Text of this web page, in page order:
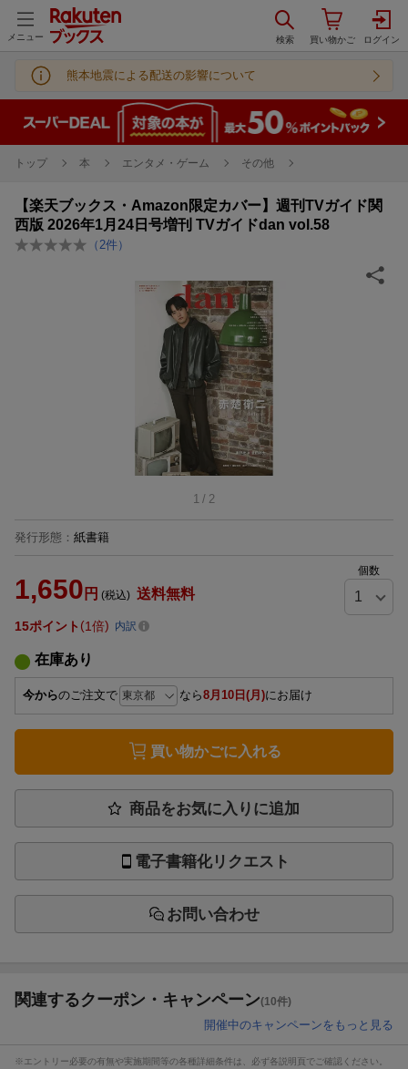
メニュー
熊本地震による配送の影響について
トップ 本 エンタメ・ゲーム その他
【楽天ブックス・Amazon限定カバー】週刊TVガイド関
西版 2026年1月24日号増刊 TVガイドdan vol.58
（ 2件）
1 / 2
発行形態 ： 紙書籍
1,650 円 (税込) 送料無料
個数
15ポイント 1倍 内訳
在庫あり
今からのご注文で なら8月10日(月)にお届け
買い物かごに入れる
商品をお気に入りに追加
電子書籍化リクエスト
お問い合わせ
関連するクーポン・キャンペーン(10件)
開催中のキャンペーンをもっと見る
※エントリー必要の有無や実施期間等の各種詳細条件は、必ず各説明頁でご確認ください。